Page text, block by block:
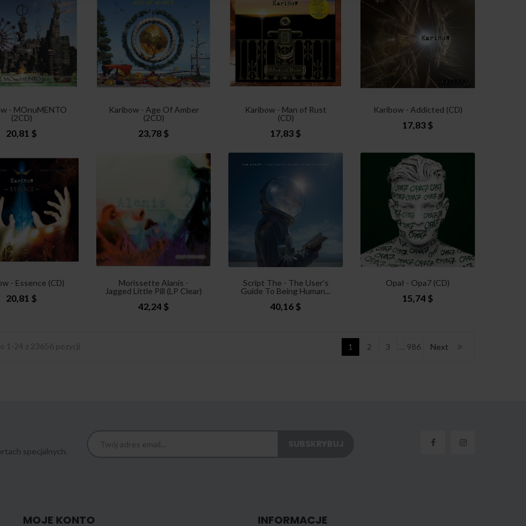
- MOnuMENTO
(2CD)
20,81 $
Karibow - Age Of Amber
(2CD)
23,78 $
Karibow - Man of Rust
(CD)
17,83 $
Karibow - Addicted (CD)
17,83 $
- Essence (CD)
20,81 $
Morissette Alanis -
Jagged Little Pill (LP Clear)
42,24 $
Script The - The User’s
Guide To Being Human...
40,16 $
Opał - Opa7 (CD)
15,74 $
1-24 z 23656 pozycji 1 2 3 986 Next
specjalnych.
MOJE KONTO INFORMACJE